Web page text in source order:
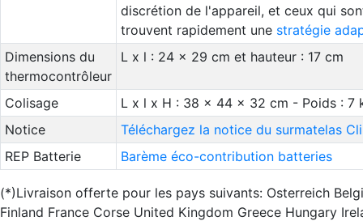
discrétion de l'appareil, et ceux qui
trouvent rapidement une stratégie
Dimensions du
thermocontrôleur
L x l : 24 x 29 cm et hauteur : 17 cm
Colisage
L x l x H : 38 x 44 x 32 cm - Poids : 7
Notice
Téléchargez la notice du surmatelas
REP Batterie
Barème éco-contribution batteries
(*)Livraison offerte pour les pays suivants: Osterreich
Finland France Corse United Kingdom Greece Hungary